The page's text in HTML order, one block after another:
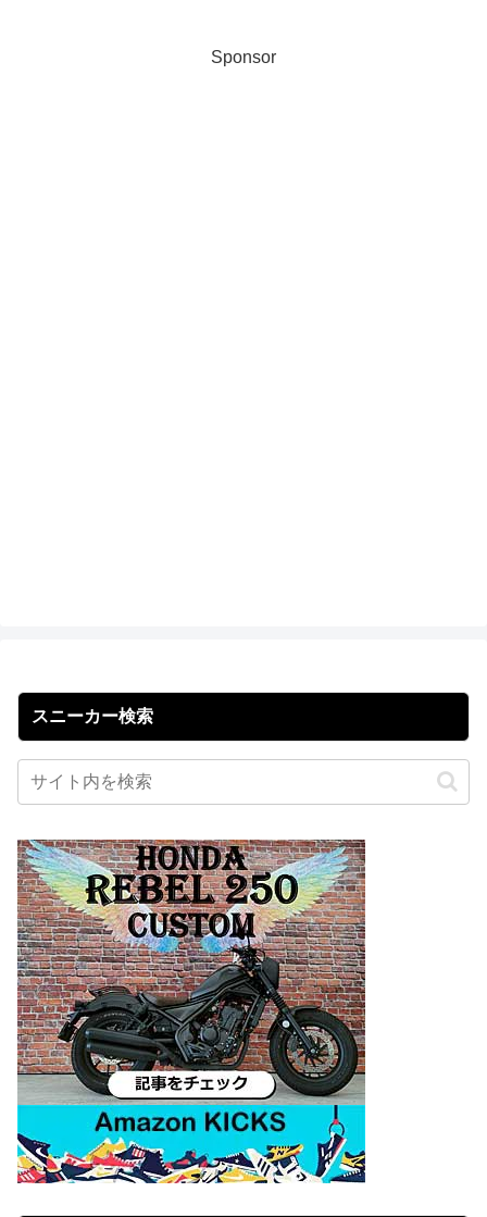
Sponsor
スニーカー検索